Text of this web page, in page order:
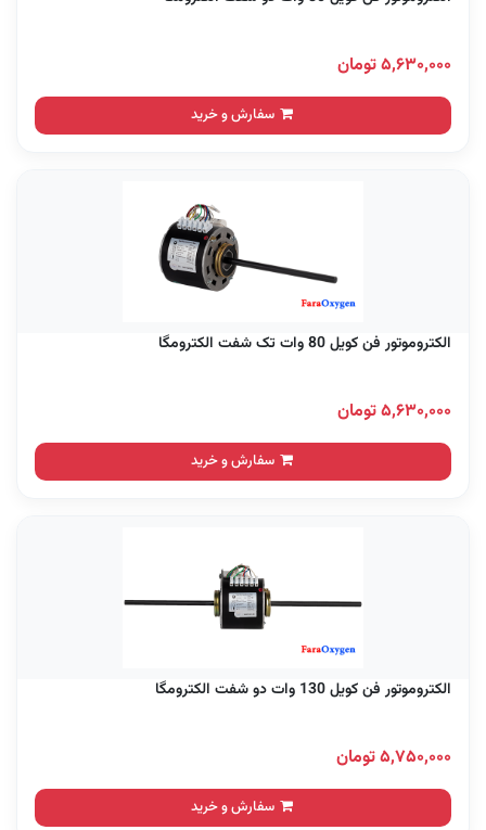
۵,۶۳۰,۰۰۰ تومان
سفارش و خرید
الکتروموتور فن کویل 80 وات تک شفت الکترومگا
۵,۶۳۰,۰۰۰ تومان
سفارش و خرید
الکتروموتور فن کویل 130 وات دو شفت الکترومگا
۵,۷۵۰,۰۰۰ تومان
سفارش و خرید